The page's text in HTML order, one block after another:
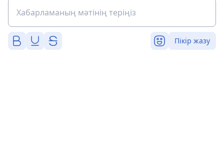
Пікір жазу